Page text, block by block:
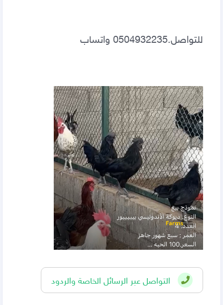
للتواصل.0504932235 واتساب
التواصل عبر الرسائل الخاصة والردود